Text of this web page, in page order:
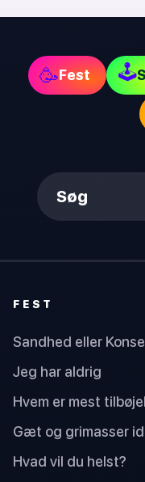
🥳Fest 🕹
Søg
FEST
Sandhed eller
Jeg har aldrig
Hvem er mest
Gæt og grimasser
Hvad vil du helst?